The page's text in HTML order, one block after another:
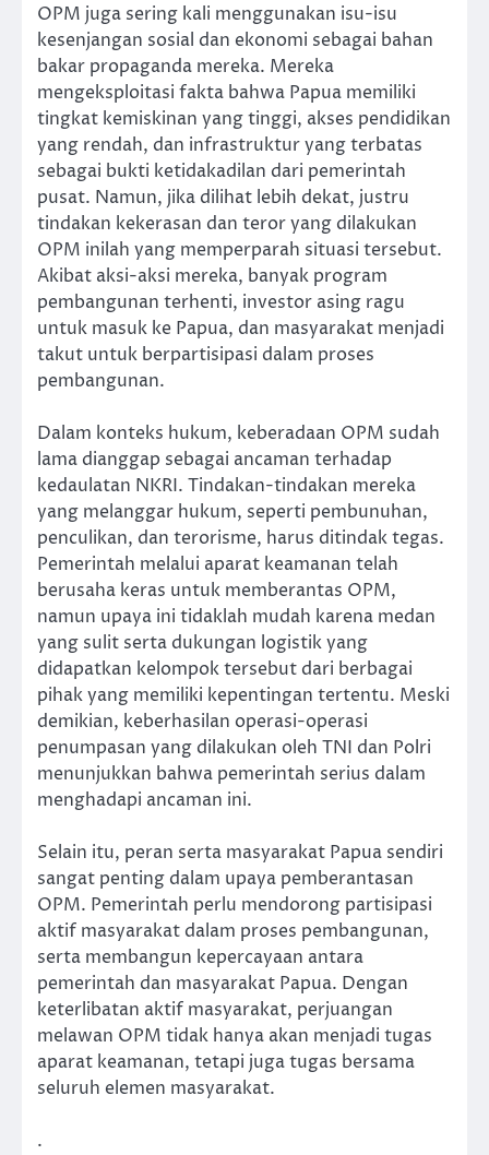
OPM juga sering kali menggunakan isu-isu
kesenjangan sosial dan ekonomi sebagai bahan
bakar propaganda mereka. Mereka
mengeksploitasi fakta bahwa Papua memiliki
tingkat kemiskinan yang tinggi, akses pendidikan
yang rendah, dan infrastruktur yang terbatas
sebagai bukti ketidakadilan dari pemerintah
pusat. Namun, jika dilihat lebih dekat, justru
tindakan kekerasan dan teror yang dilakukan
OPM inilah yang memperparah situasi tersebut.
Akibat aksi-aksi mereka, banyak program
pembangunan terhenti, investor asing ragu
untuk masuk ke Papua, dan masyarakat menjadi
takut untuk berpartisipasi dalam proses
pembangunan.
Dalam konteks hukum, keberadaan OPM sudah
lama dianggap sebagai ancaman terhadap
kedaulatan NKRI. Tindakan-tindakan mereka
yang melanggar hukum, seperti pembunuhan,
penculikan, dan terorisme, harus ditindak tegas.
Pemerintah melalui aparat keamanan telah
berusaha keras untuk memberantas OPM,
namun upaya ini tidaklah mudah karena medan
yang sulit serta dukungan logistik yang
didapatkan kelompok tersebut dari berbagai
pihak yang memiliki kepentingan tertentu. Meski
demikian, keberhasilan operasi-operasi
penumpasan yang dilakukan oleh TNI dan Polri
menunjukkan bahwa pemerintah serius dalam
menghadapi ancaman ini.
Selain itu, peran serta masyarakat Papua sendiri
sangat penting dalam upaya pemberantasan
OPM. Pemerintah perlu mendorong partisipasi
aktif masyarakat dalam proses pembangunan,
serta membangun kepercayaan antara
pemerintah dan masyarakat Papua. Dengan
keterlibatan aktif masyarakat, perjuangan
melawan OPM tidak hanya akan menjadi tugas
aparat keamanan, tetapi juga tugas bersama
seluruh elemen masyarakat.
.